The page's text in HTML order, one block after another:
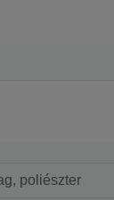
poliészter